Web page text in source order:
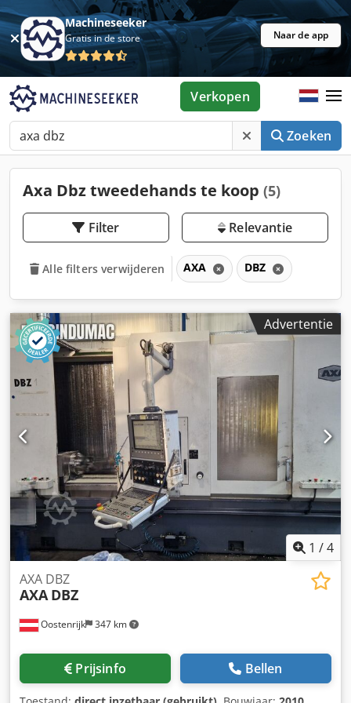
Machineseeker
Gratis in de store Naar de app
Zoeken
Verkopen
Axa Dbz tweedehands te koop (5)
Filter Relevantie
Alle filters verwijderen AXA DBZ
Advertentie
1 /4
Oostenrijk 347 km
AXA DBZ
AXA DBZ
Prijsinfo Bellen